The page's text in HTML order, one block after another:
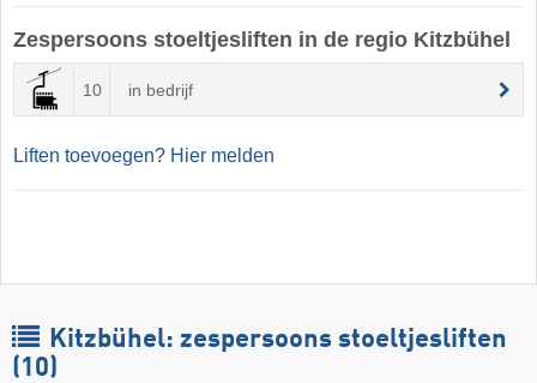
Zespersoons stoeltjesliften in de regio Kitzbühel
10 in bedrijf
Liften toevoegen? Hier melden
Kitzbühel: zespersoons stoeltjesliften
(10)